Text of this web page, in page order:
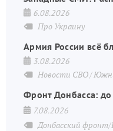
6.08.2026
Про Украину
Армия России всё
3.08.2026
Новости СВО
Фронт Донбасса: до
7.08.2026
Донбасский